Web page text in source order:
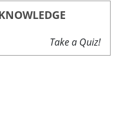
Take a Quiz!